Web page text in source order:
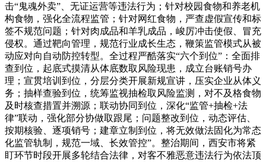
击“鬼魂外卖”、无证运营等违法行为；针对校园食物和养老机
构食物，强化全流程监管；针对网红食物，严查虚假宣传和标
签不规范问题；针对肉成品和羊乳成品，峻厉冲击使假、冒充
侵权。通过靶向管理，规范行业成长生态，鞭策监管模式从被
动应对向自动防控转型。全过程严酷落实“六个到位”：全面排
查到位，起底式摸清从体底数取风险现患，成立台账销号办
理；宣贯培训到位，分层分类开展新规宣讲，压实企业从体义
务；抽样查验到位，统筹监视抽检取风险监测，对不及格食物
及时核查措置并溯源；联动协同到位，深化“监管+抽检+法
律”联动，强化部分协做取跟尾；问题整改到位，动态评估、
按期核验、逐项销号；建章立制到位，将无效做法固化为常态
化监管轨制，规范一域、长效管控”。整治期间，西安市将紧
盯环节时段开展多轮结合法律，对客不雅恶意违法行为依法顶